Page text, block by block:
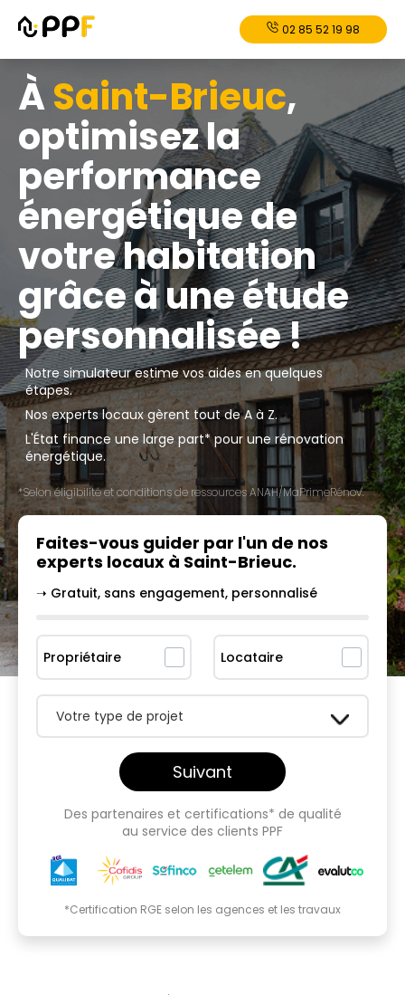
02 85 52 19 98
ÀSaint-Brieuc,
optimisez la
performance
énergétique de
votre habitation
grâce à une étude
personnalisée !
Notre simulateur estime vos aides en quelques
étapes.
Nos experts locaux gèrent tout de A à Z.
L'État finance une large part* pour une rénovation
énergétique.
*Selon éligibilité et conditions de ressources ANAH/MaPrimeRénov'.
Faites-vous guider par l'un de nos
experts locaux à Saint-Brieuc.
➝ Gratuit, sans engagement, personnalisé
Propriétaire Locataire
Votre type de projet
Suivant
Des partenaires et certifications* de qualité
au service des clients PPF
*Certification RGE selon les agences et les travaux